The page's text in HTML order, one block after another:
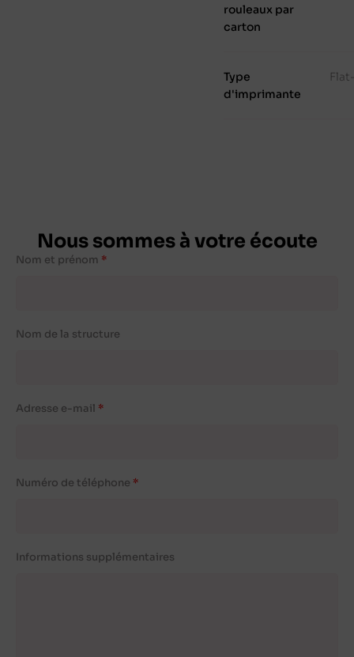
rouleaux par
carton
Type
d'imprimante
Nous sommes à votre écoute
Nom et prénom
Nom de la structure
Adresse e-mail
Numéro de téléphone
Informations supplémentaires